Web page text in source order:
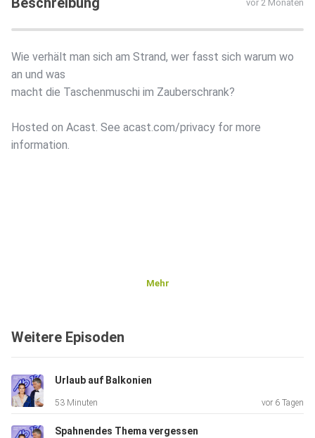
vor 2 Monaten
Wie verhält man sich am Strand, wer fasst sich warum wo
an und was
macht die Taschenmuschi im Zauberschrank?
Hosted on Acast. See acast.com/privacy for more
information.
Mehr
Weitere Episoden
Urlaub auf Balkonien
53 Minuten vor 6 Tagen
Spahnendes Thema vergessen